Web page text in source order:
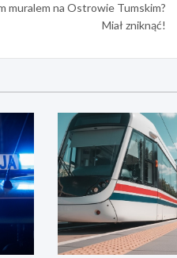
muralem na Ostrowie Tumskim?
Miał zniknąć!